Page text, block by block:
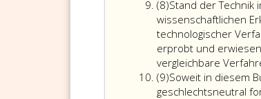
a
(8)Absatz
8
Stand der Technik
wissenschaftlichen
technologischer
erprobt und
vergleichbare
(9)Absatz
9
Soweit in diesem
geschlechtsneutral